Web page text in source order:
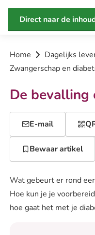
Direct naar de
Home
Dagelijks
Zwangerschap en
De bevalling
E-mail
Bewaar artikel
Wat gebeurt er rond
Hoe kun je je
hoe gaat het met je